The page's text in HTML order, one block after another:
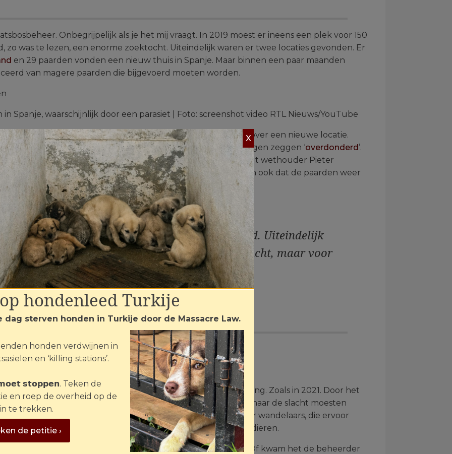
Onbegrijpelijk als je het mij vraagt. In 2019 moest er ineens een plek voor 150
zo was te lezen, een enorme zoektocht. Uiteindelijk waren er twee locaties gevonden. Er
en 29 paarden vonden een nieuw thuis in Spanje. Maar binnen een paar maanden
van magere paarden die bijgevoerd moeten worden.
Spanje, waarschijnlijk door een parasiet | Foto: screenshot video RTL Nieuws/YouTube
Lauwersmeer, zodat Staatsbosbeheer rustig kan nadenken over een nieuwe locatie.
maar helaas. De gemeente Noardeast-Fryslân is naar eigen zeggen ‘overdonderd’.
zelfs op ongeloof bij de gemeente en is nooit besproken, zegt wethouder Pieter
en de landbouw in het Lauwersmeergebied. Hij wil dan ook dat de paarden weer
beleid. Er zijn te veel konikpaarden in dat gebied. Uiteindelijk
handhaven. Dan worden ze hier naartoe gebracht, maar voor
paarden uiteindelijk toch geslacht worden."
Lagarde/AnimalsToday
enkeltje slachthuis is maar al te vaak een makkelijke oplossing. Zoals in 2021. Door het
meende Staatsbosbeheer dat 29 konikpaarden naar de slacht moesten
De kudde werd regelmatig aangehaald en gevoerd door wandelaars, die ervoor
veel gingen vertrouwen. Met desastreuze gevolgen voor de dieren.
plek te vinden was waar de paarden naartoe konden? Of kwam het de beheerder
hondenleed Turkije
dag sterven honden in Turkije door de Massacre Law.
honden verdwijnen in
en ‘killing stations’.
𝘀𝘁𝗼𝗽𝗽𝗲𝗻. Teken de
en roep de overheid op de
te trekken.
de petitie ›
X